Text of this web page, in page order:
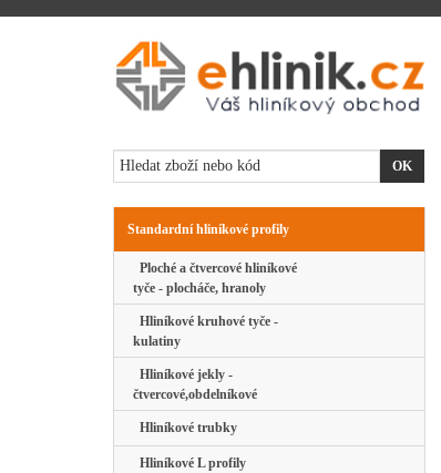
Standardní hliníkové profily
Ploché a čtvercové hliníkové
tyče - plocháče, hranoly
Hliníkové kruhové tyče -
kulatiny
Hliníkové jekly -
čtvercové,obdelníkové
Hliníkové trubky
Hliníkové L profily